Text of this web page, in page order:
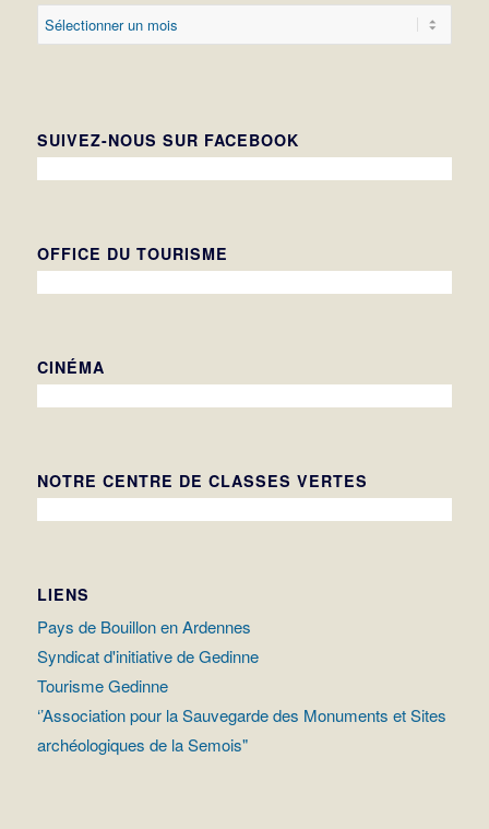
SUIVEZ-NOUS SUR FACEBOOK
OFFICE DU TOURISME
CINÉMA
NOTRE CENTRE DE CLASSES VERTES
LIENS
Pays de Bouillon en Ardennes
Syndicat d'initiative de Gedinne
Tourisme Gedinne
‘’Association pour la Sauvegarde des Monuments et Sites
archéologiques de la Semois"